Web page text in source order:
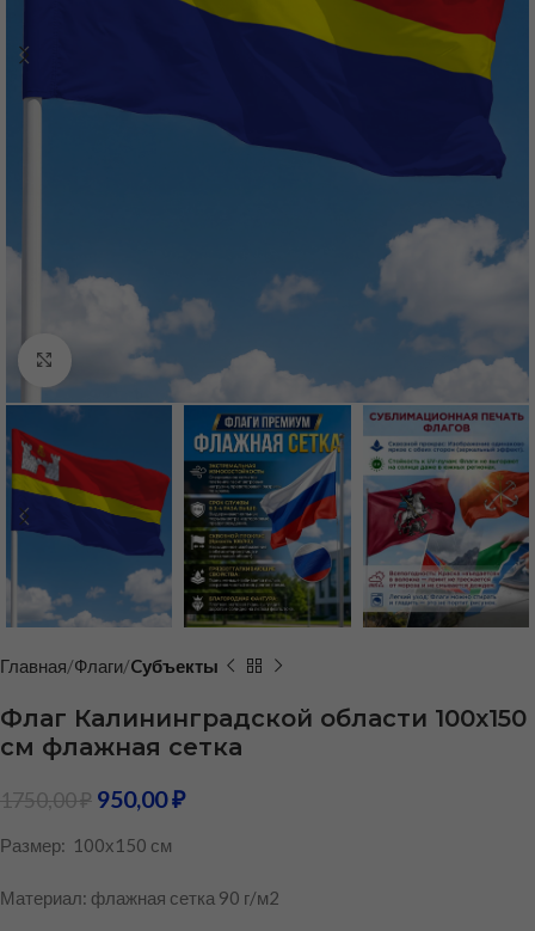
Нажмите, чтобы увеличить
Главная Флаги Cубъекты
Флаг Калининградской области 100х150
см флажная сетка
1750,00₽ 950,00₽
Размер: 100х150 см
Материал: флажная сетка 90 г/м2